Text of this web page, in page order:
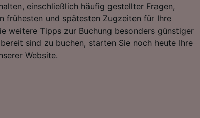
einschließlich häufig gestellter Fragen,
frühesten und spätesten Zugzeiten für Ihre
weitere Tipps zur Buchung besonders günstiger
sind zu buchen, starten Sie noch heute Ihre
Website.